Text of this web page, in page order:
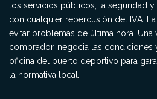
los servicios públicos, la seguridad
con cualquier repercusión del IVA.
evitar problemas de última hora. Una
comprador, negocia las condiciones
oficina del puerto deportivo para
la normativa local.